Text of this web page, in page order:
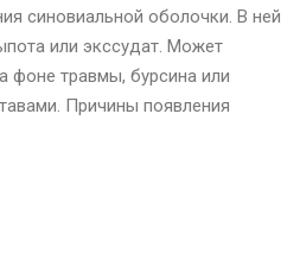
синовиальной оболочки. В ней
или экссудат. Может
фоне травмы, бурсина или
Причины появления